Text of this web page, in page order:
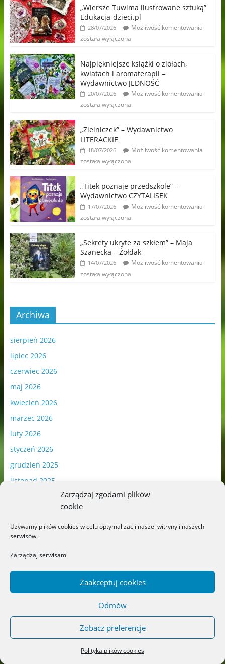
Zarządzaj zgodami plików
cookie
Używamy plików cookies w celu optymalizacji naszej witryny i naszych
serwisów.
Zarządzaj serwisami
Zaakceptuj cookies
Odmów
Zobacz preferencje
Polityka plików cookies
„Wiersze Tuwima ilustrowane sztuką”
Edukacja-dzieci.pl
28/07/2026
Możliwość komentowania
została wyłączona
Najpiękniejsze książki o ziołach,
kwiatach i aromaterapii –
Wydawnictwo JEDNOŚĆ
20/07/2026
Możliwość komentowania
została wyłączona
„Zielniczek” – Wydawnictwo
LITERACKIE
18/07/2026
Możliwość komentowania
została wyłączona
„Titek poznaje przedszkole” –
Wydawnictwo CZYTALISEK
17/07/2026
Możliwość komentowania
została wyłączona
„Sekrety ukryte za szkłem” – Maja
Szanecka – Żołdak
14/07/2026
Możliwość komentowania
została wyłączona
Archiwa
sierpień 2026
lipiec 2026
czerwiec 2026
maj 2026
kwiecień 2026
marzec 2026
luty 2026
styczeń 2026
grudzień 2025
listopad 2025
październik 2025
sierpień 2025
czerwiec 2025
maj 2025
kwiecień 2025
luty 2025
styczeń 2025